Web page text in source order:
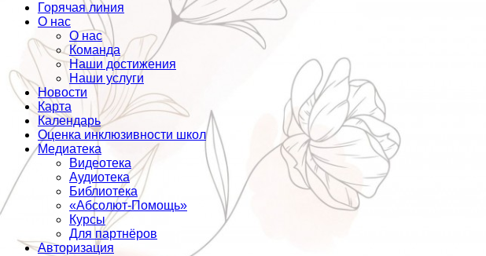
Горячая линия
О нас
О нас
Команда
Наши достижения
Наши услуги
Новости
Карта
Календарь
Оценка инклюзивности школ
Медиатека
Видеотека
Аудиотека
Библиотека
«Абсолют-Помощь»
Курсы
Для партнёров
Авторизация